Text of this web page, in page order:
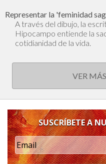
Representar la 'feminidad
A través del dibujo, la
Hipocampo entiende la
cotidianidad de la vida.
VER
SUSCRÍBETE A